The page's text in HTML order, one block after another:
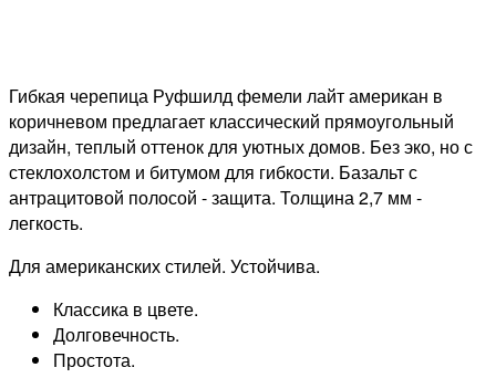
Гибкая черепица Руфшилд фемели лайт американ в
коричневом предлагает классический прямоугольный
дизайн, теплый оттенок для уютных домов. Без эко, но с
стеклохолстом и битумом для гибкости. Базальт с
антрацитовой полосой - защита. Толщина 2,7 мм -
легкость.
Для американских стилей. Устойчива.
Классика в цвете.
Долговечность.
Простота.